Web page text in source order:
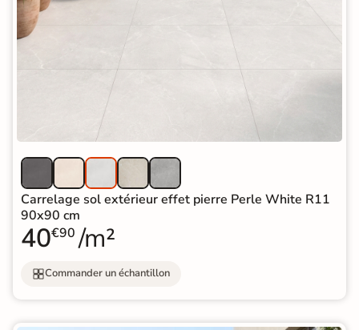
Carrelage sol extérieur effet pierre Perle White R11
90x90 cm
40€90 /m²
Commander un échantillon